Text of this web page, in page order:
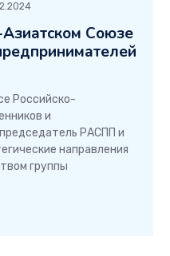
Азиатском Союзе
Российско-
и
РАСПП и
направления
группы